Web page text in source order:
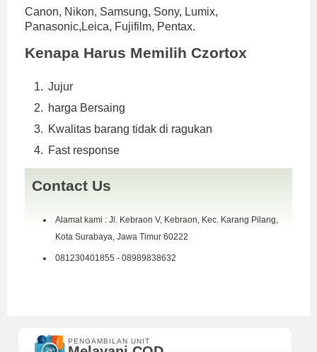
Canon, Nikon, Samsung, Sony, Lumix,
Panasonic,Leica, Fujifilm, Pentax.
Kenapa Harus Memilih Czortox
Jujur
harga Bersaing
Kwalitas barang tidak di ragukan
Fast response
Contact Us
Alamat kami : Jl. Kebraon V, Kebraon, Kec. Karang Pilang,
Kota Surabaya, Jawa Timur 60222
081230401855 - 08989838632
PENGAMBILAN UNIT